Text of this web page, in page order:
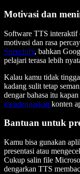
Motivasi dan
Software TTS interaktif
motivasi dan rasa
Speechify, bahkan
pelajari terasa lebih
Kalau kamu tidak
kadang sulit tetap
dengar bahasa itu
mendengarkan konten
Bantuan untuk
Kamu bisa gunakan
presentasi atau
Cukup salin file
dengarkan TTS